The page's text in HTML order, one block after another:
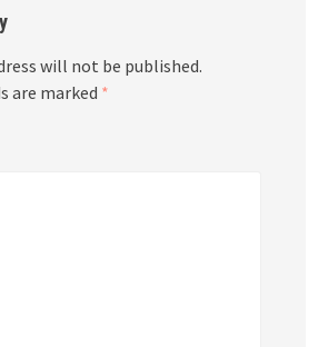
will not be published.
are marked *